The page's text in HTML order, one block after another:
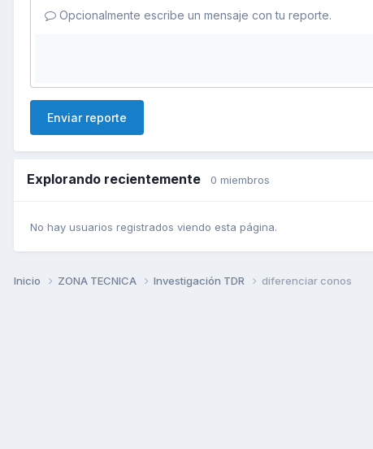
Opcionalmente escribe un mensaje con tu reporte.
Enviar reporte
Explorando recientemente 0 miembros
No hay usuarios registrados viendo esta página.
Inicio ZONA TECNICA Investigación TDR diferenciar conos